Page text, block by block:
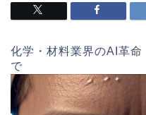
化学・材料業界のAI革命
で